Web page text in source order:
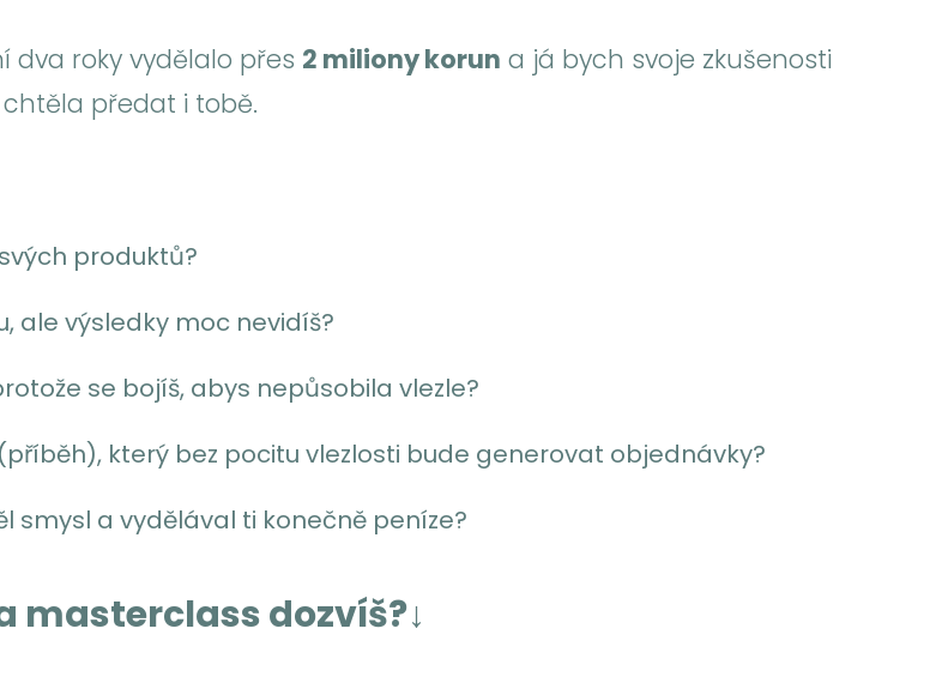
dva roky vydělalo přes 2 miliony korun a já bych svoje zkušenosti
chtěla předat i tobě.
produktů?
ale výsledky moc nevidíš?
se bojíš, abys nepůsobila vlezle?
který bez pocitu vlezlosti bude generovat objednávky?
smysl a vydělával ti konečně peníze?
masterclass dozvíš?↓